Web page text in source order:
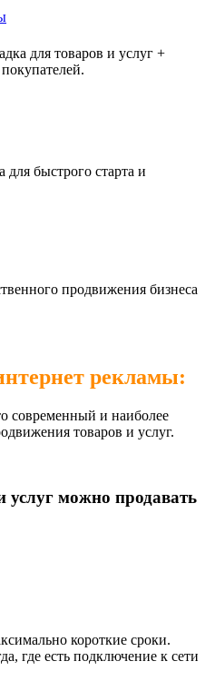
для товаров и услуг +
для быстрого старта и
продвижения бизнеса
рекламы:
современный и наиболее
товаров и услуг.
услуг можно продавать
короткие сроки.
где есть подключение к сети